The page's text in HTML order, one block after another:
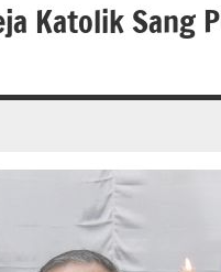
Katolik Sang